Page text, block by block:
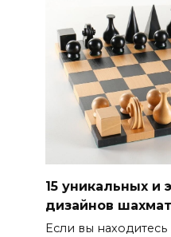
15 уникальных и
дизайнов
Если вы